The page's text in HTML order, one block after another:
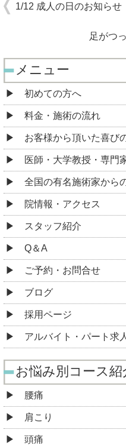
1/12 成人の日のお知らせ
足がつ
メニュー
初めての方へ
料金・施術の流れ
お客様から頂いた喜び
医師・大学教授・専門
全国の有名施術家から
院情報・アクセス
スタッフ紹介
Q＆A
ご予約・お問合せ
ブログ
採用ページ
アルバイト・パート求
お悩み別コース紹
腰痛
肩こり
頭痛